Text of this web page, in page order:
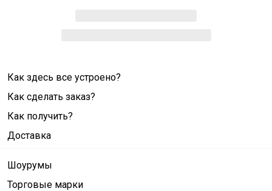
Как здесь все устроено?
Как сделать заказ?
Как получить?
Доставка
Шоурумы
Торговые марки